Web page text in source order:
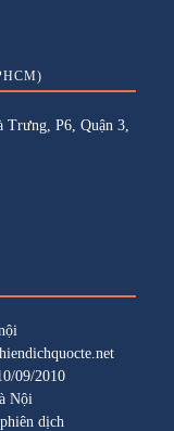
Trưng, P6, Quận 3,
09/2010
Nội
dịch